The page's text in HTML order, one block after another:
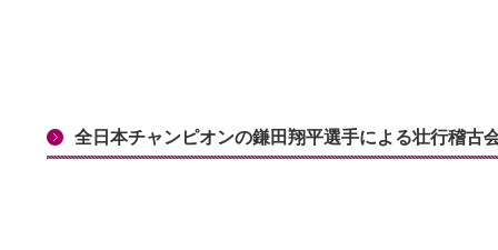
全日本チャンピオンの鎌田翔平選手による壮行稽古